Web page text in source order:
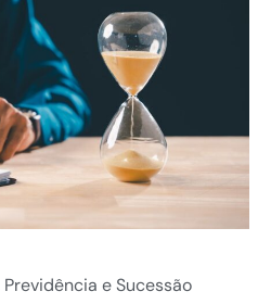
Previdência e Sucessão